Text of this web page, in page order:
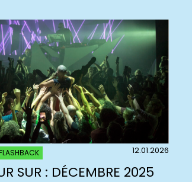
12.01.2026
SUR : DÉCEMBRE 2025